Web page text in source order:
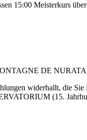
15:00 Meisterkurs
widerhallt, die
(15.